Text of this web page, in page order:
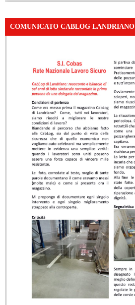
COMUNICATO CABLOG LANDRIANO